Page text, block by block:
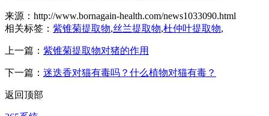
来源：http://www.bornagain-health.com/news1033090.html
相关标签： 紫锥菊提取物,丝兰提取物,杜仲叶提取物,
上一篇： 紫锥菊提取物对猪的作用
下一篇： 迷迭香对猫有毒吗？什么植物对猫有毒？
返回顶部